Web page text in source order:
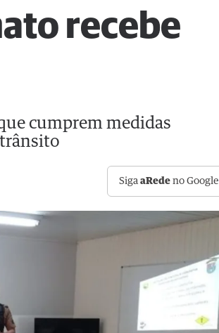
recebe
cumprem medidas
SigaaRede no Google